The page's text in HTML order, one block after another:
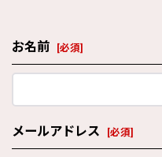
お名前 [必須]
メールアドレス [必須]